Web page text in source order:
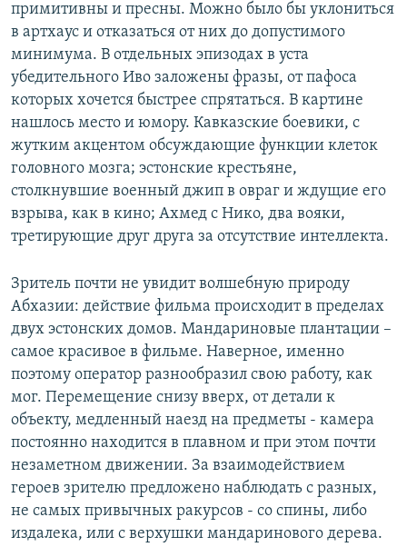
примитивны и пресны. Можно было бы уклониться
в артхаус и отказаться от них до допустимого
минимума. В отдельных эпизодах в уста
убедительного Иво заложены фразы, от пафоса
которых хочется быстрее спрятаться. В картине
нашлось место и юмору. Кавказские боевики, с
жутким акцентом обсуждающие функции клеток
головного мозга; эстонские крестьяне,
столкнувшие военный джип в овраг и ждущие его
взрыва, как в кино; Ахмед с Нико, два вояки,
третирующие друг друга за отсутствие интеллекта.
Зритель почти не увидит волшебную природу
Абхазии: действие фильма происходит в пределах
двух эстонских домов. Мандариновые плантации –
самое красивое в фильме. Наверное, именно
поэтому оператор разнообразил свою работу, как
мог. Перемещение снизу вверх, от детали к
объекту, медленный наезд на предметы - камера
постоянно находится в плавном и при этом почти
незаметном движении. За взаимодействием
героев зрителю предложено наблюдать с разных,
не самых привычных ракурсов - со спины, либо
издалека, или с верхушки мандаринового дерева.